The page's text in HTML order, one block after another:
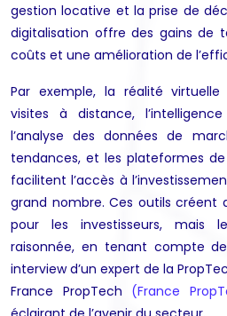
gestion locative et la prise de
digitalisation offre des gains de
coûts et une amélioration de
Par exemple, la réalité
visites à distance,
l’analyse des données de
tendances, et les plateformes
facilitent l’accès à
grand nombre. Ces outils créent
pour les investisseurs, mais
raisonnée, en tenant compte
interview d’un expert de la
France PropTech (France